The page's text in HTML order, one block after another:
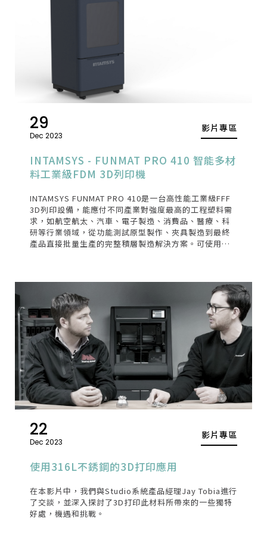
29
Dec 2023
影片專區
INTAMSYS - FUNMAT PRO 410 智能多材
料工業級FDM 3D列印機
INTAMSYS FUNMAT PRO 410是一台高性能工業級FFF
3D列印設備，能應付不同產業對強度最高的工程塑料需
求，如航空航太、汽車、電子製造、消費品、醫療、科
研等行業領域，從功能測試原型製作、夾具製造到最終
產品直接批量生產的完整積層製造解決方案。可使用市
22
Dec 2023
影片專區
使用316L不銹鋼的3D打印應用
在本影片中，我們與Studio系統產品經理Jay Tobia進行
了交談，並深入探討了3D打印此材料所帶來的一些獨特
好處，機遇和挑戰。